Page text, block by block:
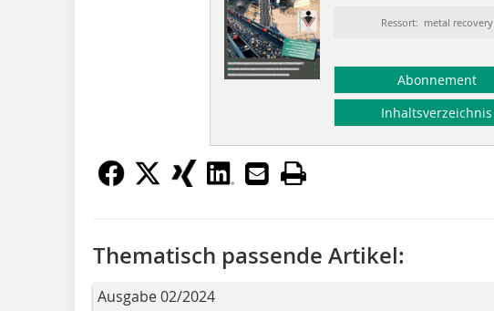
Ressort: metal recovery
Abonnement
Inhaltsverzeichnis
Thematisch passende Artikel:
Ausgabe 02/2024